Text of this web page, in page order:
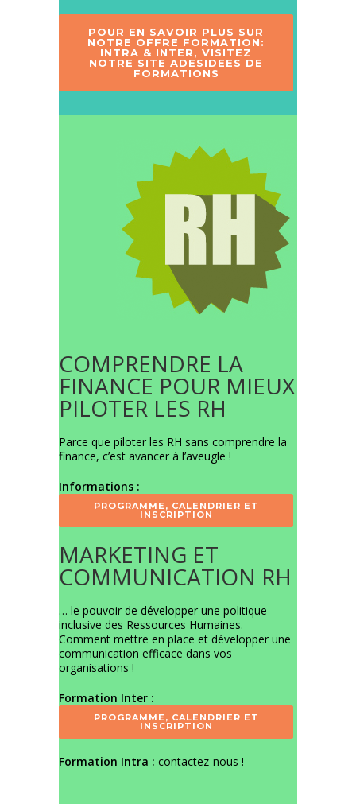
POUR EN SAVOIR PLUS SUR
NOTRE OFFRE FORMATION:
INTRA & INTER, VISITEZ
NOTRE SITE ADESIDEES DE
FORMATIONS
COMPRENDRE LA
FINANCE POUR MIEUX
PILOTER LES RH
Parce que piloter les RH sans comprendre la
finance, c’est avancer à l’aveugle !
Informations :
PROGRAMME, CALENDRIER ET
INSCRIPTION
MARKETING ET
COMMUNICATION RH
… le pouvoir de développer une politique
inclusive des Ressources Humaines.
Comment mettre en place et développer une
communication efficace dans vos
organisations !
Formation Inter :
PROGRAMME, CALENDRIER ET
INSCRIPTION
Formation Intra : contactez-nous !